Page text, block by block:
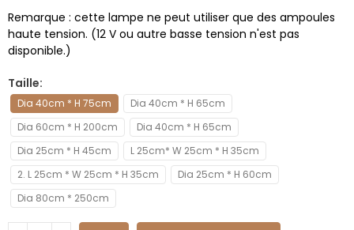
Remarque : cette lampe ne peut utiliser que des ampoules
haute tension. (12 V ou autre basse tension n'est pas
disponible.)
Taille
Dia 40cm * H 75cm
Dia 40cm * H 65cm
Dia 60cm * H 200cm
Dia 40cm * H 65cm
Dia 25cm * H 45cm
L 25cm* W 25cm * H 35cm
2. L 25cm * W 25cm * H 35cm
Dia 25cm * H 60cm
Dia 80cm * 250cm